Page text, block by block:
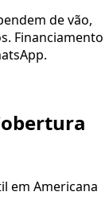
de vão,
Financiamento
em Americana